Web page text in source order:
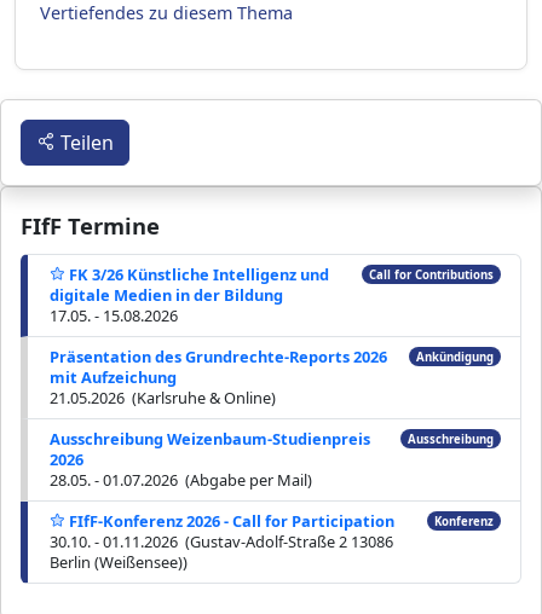
Vertiefendes zu diesem Thema
FIfF Termine
FK 3/26 Künstliche Intelligenz und
digitale Medien in der Bildung
17.05. - 15.08.2026
Call for Contributions
Präsentation des Grundrechte-Reports 2026
mit Aufzeichung
21.05.2026 (Karlsruhe & Online)
Ankündigung
Ausschreibung Weizenbaum-Studienpreis
2026
28.05. - 01.07.2026 (Abgabe per Mail)
Ausschreibung
FIfF-Konferenz 2026 - Call for Participation
30.10. - 01.11.2026 (Gustav-Adolf-Straße 2 13086
Berlin (Weißensee))
Konferenz
Teilen